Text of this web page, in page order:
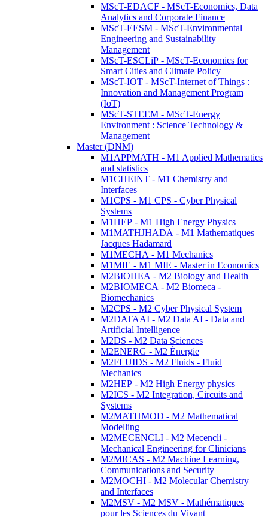
MScT-EDACF - MScT-Economics, Data
Analytics and Corporate Finance
MScT-EESM - MScT-Environmental
Engineering and Sustainability
Management
MScT-ESCLiP - MScT-Economics for
Smart Cities and Climate Policy
MScT-IOT - MScT-Internet of Things :
Innovation and Management Program
(IoT)
MScT-STEEM - MScT-Energy
Environment : Science Technology &
Management
Master (DNM)
M1APPMATH - M1 Applied Mathematics
and statistics
M1CHEINT - M1 Chemistry and
Interfaces
M1CPS - M1 CPS - Cyber Physical
Systems
M1HEP - M1 High Energy Physics
M1MATHJHADA - M1 Mathematiques
Jacques Hadamard
M1MECHA - M1 Mechanics
M1MIE - M1 MIE - Master in Economics
M2BIOHEA - M2 Biology and Health
M2BIOMECA - M2 Biomeca -
Biomechanics
M2CPS - M2 Cyber Physical System
M2DATAAI - M2 Data AI - Data and
Artificial Intelligence
M2DS - M2 Data Sciences
M2ENERG - M2 Énergie
M2FLUIDS - M2 Fluids - Fluid
Mechanics
M2HEP - M2 High Energy physics
M2ICS - M2 Integration, Circuits and
Systems
M2MATHMOD - M2 Mathematical
Modelling
M2MECENCLI - M2 Mecencli -
Mechanical Engineering for Clinicians
M2MICAS - M2 Machine Learning,
Communications and Security
M2MOCHI - M2 Molecular Chemistry
and Interfaces
M2MSV - M2 MSV - Mathématiques
pour les Sciences du Vivant